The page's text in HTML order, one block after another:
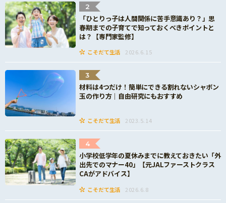
2
「ひとりっ子は人間関係に苦手意識あり？」思
春期までの子育てで知っておくべきポイントと
は？【専門家監修】
こそだて生活 2026.6.15
3
材料は4つだけ！簡単にできる割れないシャボン
玉の作り方｜自由研究にもおすすめ
こそだて生活 2023.5.14
4
小学校低学年の夏休みまでに教えておきたい「外
出先でのマナー40」【元JALファーストクラス
CAがアドバイス】
こそだて生活 2026.6.8